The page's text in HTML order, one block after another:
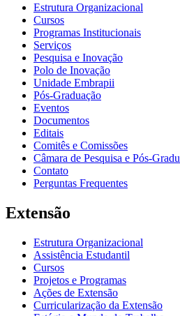
Estrutura Organizacional
Cursos
Programas Institucionais
Serviços
Pesquisa e Inovação
Polo de Inovação
Unidade Embrapii
Pós-Graduação
Eventos
Documentos
Editais
Comitês e Comissões
Câmara de Pesquisa e Pós-
Contato
Perguntas Frequentes
Extensão
Estrutura Organizacional
Assistência Estudantil
Cursos
Projetos e Programas
Ações de Extensão
Curricularização da Extensão